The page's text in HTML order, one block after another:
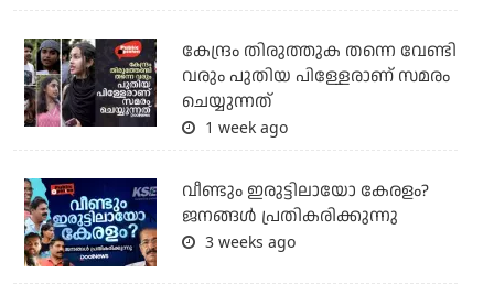
കേന്ദ്രം തിരുത്തുക തന്നെ വേണ്ടി
വരും പുതിയ പിള്ളേരാണ് സമരം
ചെയ്യുന്നത്
1 week ago
വീണ്ടും ഇരുട്ടിലായോ കേരളം?
ജനങ്ങൾ പ്രതികരിക്കുന്നു
3 weeks ago